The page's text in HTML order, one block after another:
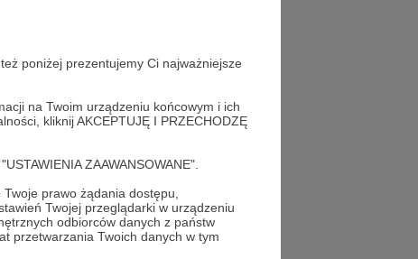
poniżej prezentujemy Ci najważniejsze
na Twoim urządzeniu końcowym i ich
kliknij AKCEPTUJĘ I PRZECHODZĘ
ZAAWANSOWANE".
prawo żądania dostępu,
Twojej przeglądarki w urządzeniu
odbiorców danych z państw
przetwarzania Twoich danych w tym